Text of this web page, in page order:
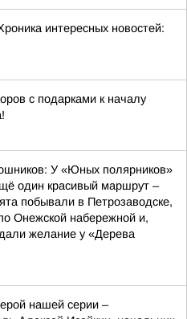
интересных новостей:
с подарками к началу
У «Юных полярников»
один красивый маршрут –
побывали в Петрозаводске,
Онежской набережной и,
желание у «Дерева
нашей серии –